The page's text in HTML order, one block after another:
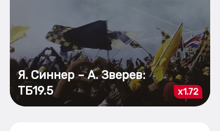
Я. Синнер – А. Зверев:
ТБ19.5
x1.72